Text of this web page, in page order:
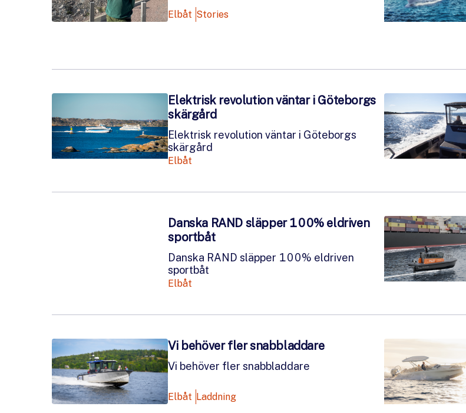
Elbåt Stories
Elektrisk revolution väntar i Göteborgs
skärgård
Elektrisk revolution väntar i Göteborgs
skärgård
Elbåt
Danska RAND släpper 100% eldriven
sportbåt
Danska RAND släpper 100% eldriven
sportbåt
Elbåt
Vi behöver fler snabbladdare
Vi behöver fler snabbladdare
Elbåt Laddning